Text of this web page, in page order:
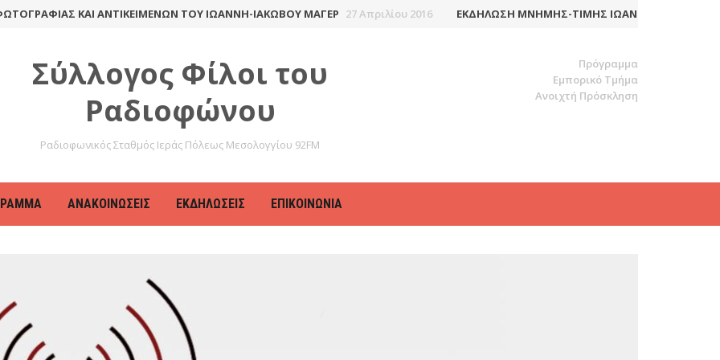
ΚΑΙ ΑΝΤΙΚΕΙΜΈΝΩΝ ΤΟΥ ΙΩΆΝΝΗ-ΙΑΚΏΒΟΥ ΜΆΓΕΡ 27 Απριλίου 2016 ΕΚΔΉΛΩΣΗ ΜΝΉΜΗΣ-ΤΙΜΉΣ ΙΩΆΝΝΗ-ΙΑΚΏΒΟΥ ΜΆΓΕΡ
Σύλλογος Φίλοι του
Ραδιοφώνου
Ραδιοφωνικός Σταθμός Ιεράς Πόλεως Μεσολογγίου 92FM
Πρόγραμμα
Εμπορικό Τμήμα
Ανοιχτή Πρόσκληση
ΑΝΑΚΟΙΝΏΣΕΙΣ ΕΚΔΗΛΏΣΕΙΣ ΕΠΙΚΟΙΝΩΝΊΑ